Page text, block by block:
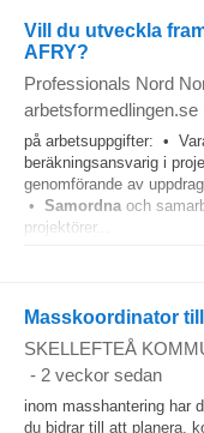
Vill du utveckla
AFRY?
Professionals Nord
arbetsformedlingen.se
på arbetsuppgifter: •
beräkningsansvarig i
genomförande av
• Samordna och
projektörer...
Masskoordinator
SKELLEFTEÅ
- 2 veckor sedan
inom masshantering har
du bidrar till att planera,